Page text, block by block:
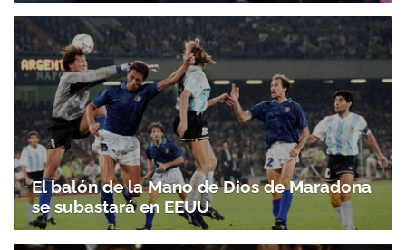
El balón de la Mano de Dios de Maradona
se subastará en EEUU